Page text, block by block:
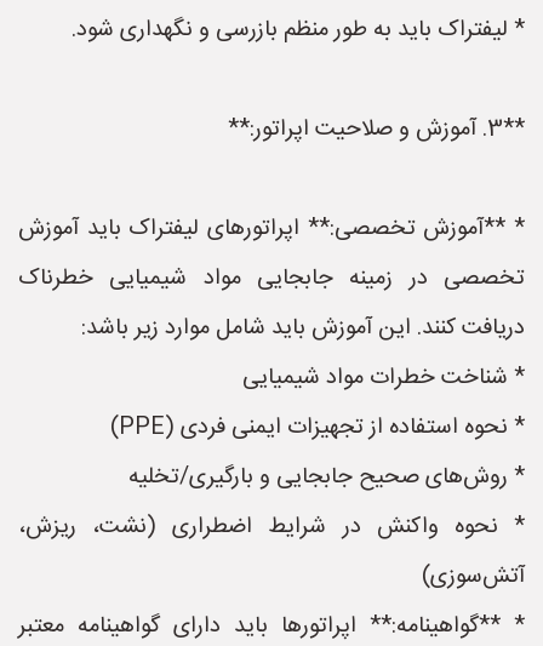
* لیفتراک باید به طور منظم بازرسی و نگهداری شود.
**3. آموزش و صلاحیت اپراتور:**
* **آموزش تخصصی:** اپراتورهای لیفتراک باید آموزش
تخصصی در زمینه جابجایی مواد شیمیایی خطرناک
دریافت کنند. این آموزش باید شامل موارد زیر باشد:
* شناخت خطرات مواد شیمیایی
* نحوه استفاده از تجهیزات ایمنی فردی (PPE)
* روش‌های صحیح جابجایی و بارگیری/تخلیه
* نحوه واکنش در شرایط اضطراری (نشت، ریزش،
آتش‌سوزی)
* **گواهینامه:** اپراتورها باید دارای گواهینامه معتبر